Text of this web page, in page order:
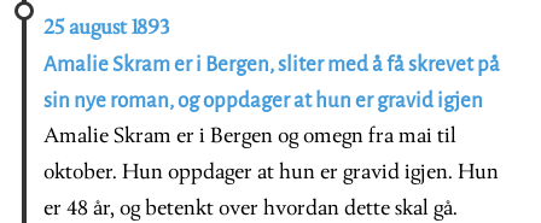
25 august 1893
Amalie Skram er i Bergen, sliter med å få skrevet på
sin nye roman, og oppdager at hun er gravid igjen
Amalie Skram er i Bergen og omegn fra mai til
oktober. Hun oppdager at hun er gravid igjen. Hun
er 48 år, og betenkt over hvordan dette skal gå.